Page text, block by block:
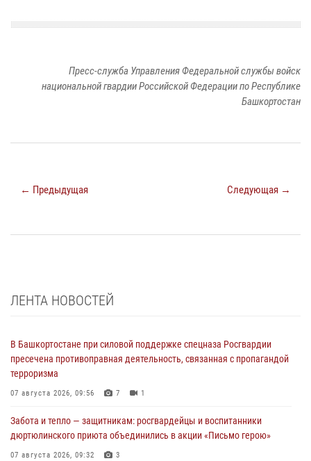
Пресс-служба Управления Федеральной службы войск
национальной гвардии Российской Федерации по Республике
Башкортостан
← Предыдущая Следующая →
ЛЕНТА НОВОСТЕЙ
В Башкортостане при силовой поддержке спецназа Росгвардии
пресечена противоправная деятельность, связанная с пропагандой
терроризма
07 августа 2026, 09:56 7 1
Забота и тепло — защитникам: росгвардейцы и воспитанники
дюртюлинского приюта объединились в акции «Письмо герою»
07 августа 2026, 09:32 3